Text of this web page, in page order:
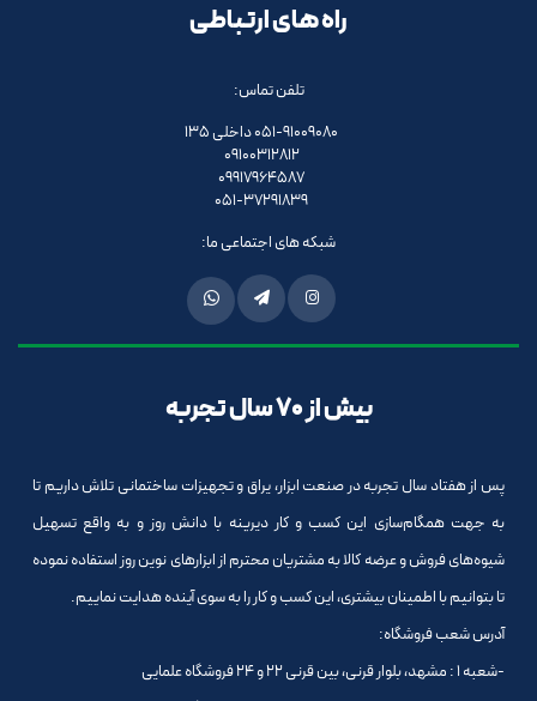
راه های ارتباطی
تلفن تماس:
051-91009080 داخلی 135
09100312812
09917964587
051-37291839
شبکه های اجتماعی ما:
بیش از 70 سال تجربه
پس از هفتاد سال تجربه در صنعت ابزار، یراق و تجهیزات ساختمانی تلاش داریم تا
به جهت همگام‌سازی این کسب و کار دیرینه با دانش روز و به واقع تسهیل
شیوه‌های فروش و عرضه کالا به مشتریان محترم از ابزارهای نوین روز استفاده نموده
تا بتوانیم با اطمینان بیشتری، این کسب و کار را به سوی آینده هدایت نماییم.
آدرس شعب فروشگاه:
-شعبه 1 : مشهد، بلوار قرنی، بین قرنی 22 و 24 فروشگاه علمایی